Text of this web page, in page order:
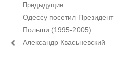
Навигация
записям
Предыдущие
Предыдущий
пост:
Одессу посетил Президент
Польши (1995-2005)
Александр Квасьневский